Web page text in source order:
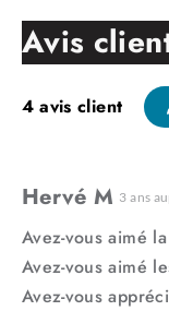
Avis
4 avis client
Hervé M 3 ans
Avez-vous aimé
Avez-vous aimé
Avez-vous